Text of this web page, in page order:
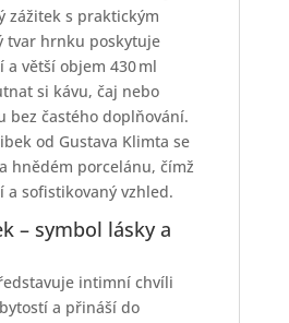
zážitek s praktickým
tvar hrnku poskytuje
větší objem 430 ml
si kávu, čaj nebo
bez častého doplňování.
od Gustava Klimta se
hnědém porcelánu, čímž
a sofistikovaný vzhled.
– symbol lásky a
intimní chvíli
a přináší do